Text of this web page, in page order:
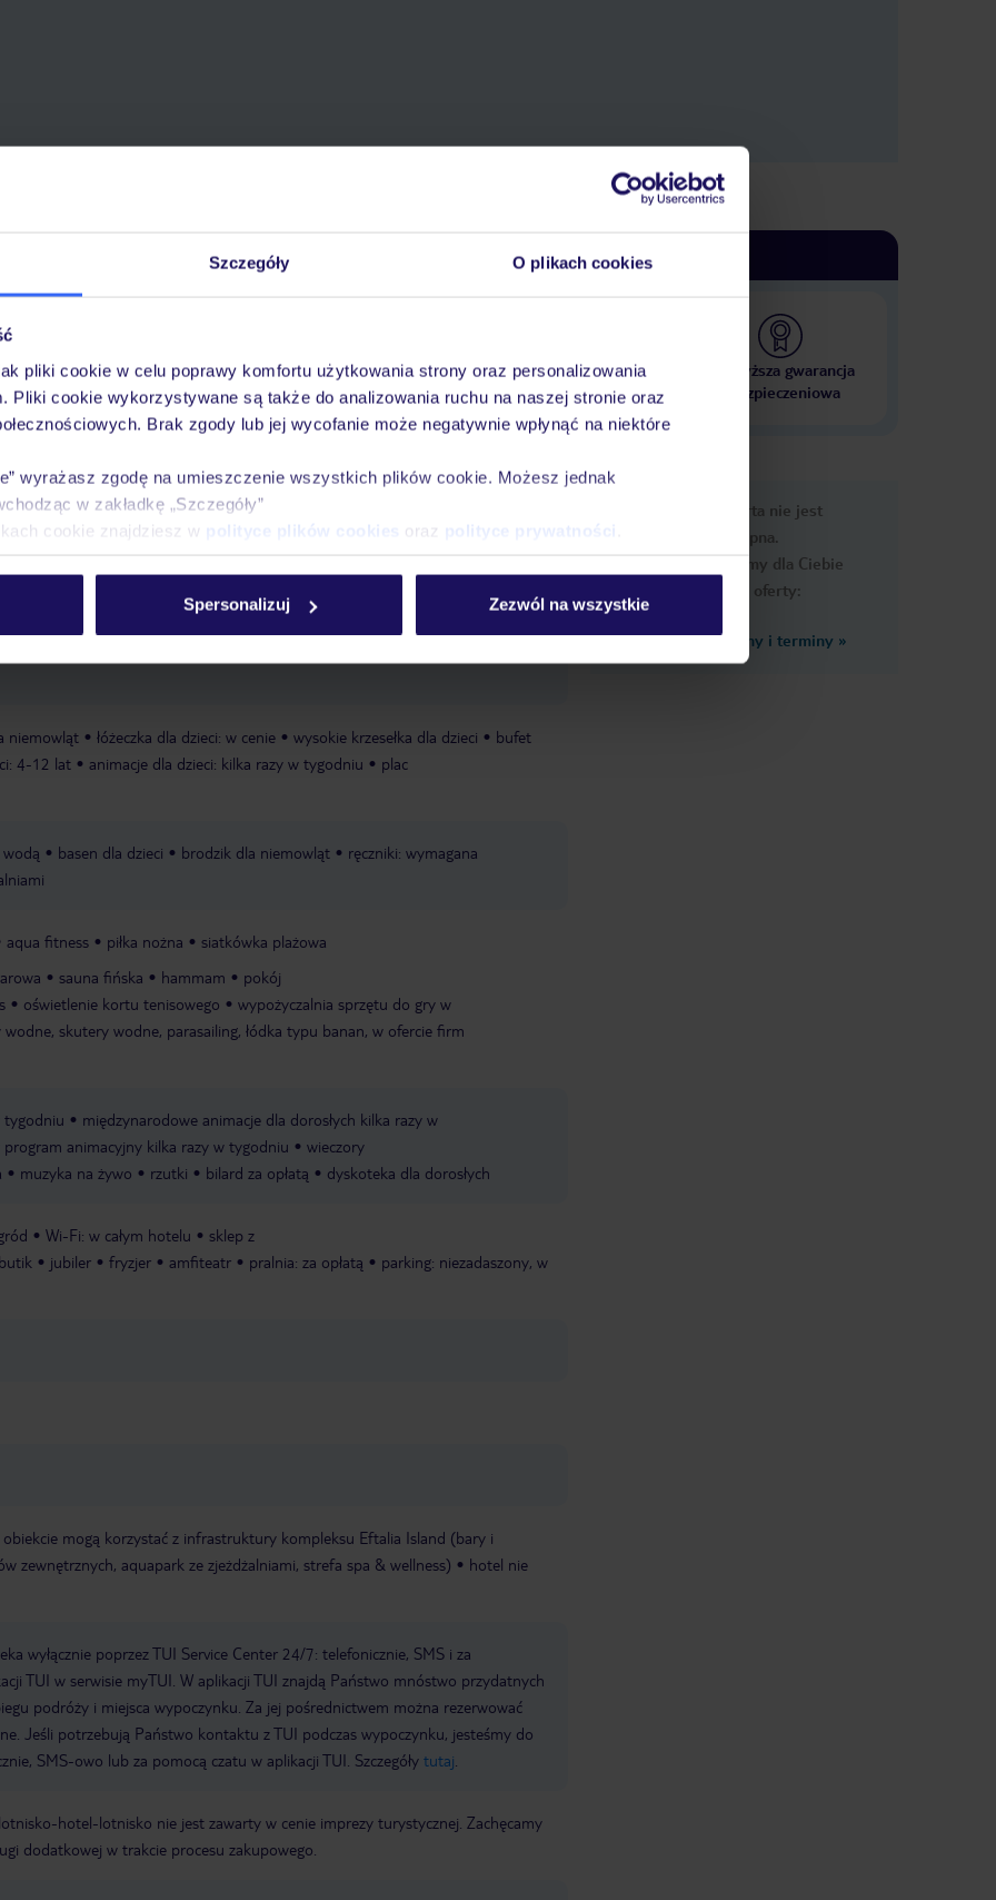
Szczegóły O plikach cookies
pliki cookie w celu poprawy komfortu użytkowania strony oraz personalizowania
Pliki cookie wykorzystywane są także do analizowania ruchu na naszej stronie oraz
Brak zgody lub jej wycofanie może negatywnie wpłynąć na niektóre
wyrażasz zgodę na umieszczenie wszystkich plików cookie. Możesz jednak
w zakładkę „Szczegóły”
cookie znajdziesz w polityce plików cookies oraz polityce prywatności
Spersonalizuj Zezwól na wszystkie
Dlaczego warto wybrać TUI?
30 lat w Polsce
Tylko u nas opieka na
wakacjach 24/7
10 000 hoteli w ponad 50
krajach
Najwyższa gwarancja
ubezpieczeniowa
Pokoje Wyżywienie
niemowląt łóżeczka dla dzieci: w cenie wysokie krzesełka dla dzieci
bufet
4-12 lat animacje dla dzieci: kilka razy w tygodniu
plac
wodą basen dla dzieci brodzik dla niemowląt
ręczniki: wymagana
aqua fitness piłka nożna siatkówka plażowa
sauna fińska hammam
pokój
oświetlenie kortu tenisowego
wypożyczalnia sprzętu do gry w
skutery wodne, parasailing, łódka typu banan, w ofercie firm
tygodniu
międzynarodowe animacje dla dorosłych kilka razy w
animacyjny kilka razy w tygodniu
wieczory
muzyka na żywo rzutki bilard za opłatą dyskoteka dla dorosłych
Wi-Fi: w całym hotelu
sklep z
butik jubiler fryzjer amfiteatr pralnia: za opłatą
parking: niezadaszony, w
mogą korzystać z infrastruktury kompleksu Eftalia Island (bary i
zewnętrznych, aquapark ze zjeżdżalniami, strefa spa & wellness)
hotel nie
wyłącznie poprzez TUI Service Center 24/7: telefonicznie, SMS i za
TUI w serwisie myTUI. W aplikacji TUI znajdą Państwo mnóstwo przydatnych
podróży i miejsca wypoczynku. Za jej pośrednictwem można rezerwować
Jeśli potrzebują Państwo kontaktu z TUI podczas wypoczynku, jesteśmy do
SMS-owo lub za pomocą czatu w aplikacji TUI. Szczegóły tutaj
hotel-lotnisko nie jest zawarty w cenie imprezy turystycznej. Zachęcamy
dodatkowej w trakcie procesu zakupowego.
Ups, ta oferta nie jest
dostępna.
Przygotowaliśmy dla Ciebie
podobne oferty:
Zobacz inne ceny i terminy »